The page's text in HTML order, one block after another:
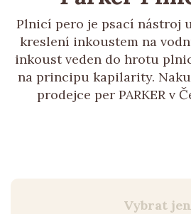
Plnicí pero je psací nástroj
kreslení inkoustem na
inkoust veden do hrotu
na principu kapilarity.
prodejce per PARKER v
Vybrat